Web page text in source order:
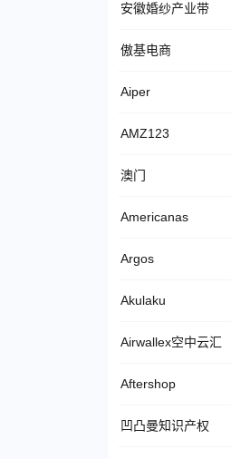
安徽婚纱产业带
傲基电商
Aiper
AMZ123
澳门
Americanas
Argos
Akulaku
Airwallex空中云汇
Aftershop
凹凸曼知识产权